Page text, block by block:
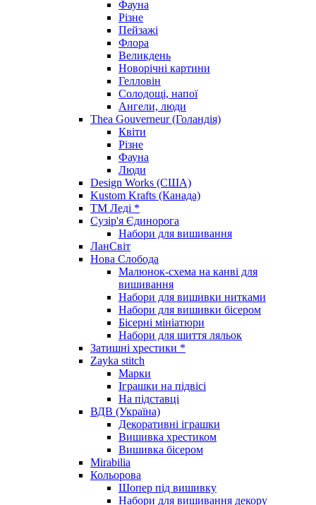
Фауна
Різне
Пейзажі
Флора
Великдень
Новорічні картини
Гелловін
Солодощі, напої
Ангели, люди
Thea Gouverneur (Голандія)
Квіти
Різне
Фауна
Люди
Design Works (США)
Kustom Krafts (Канада)
ТМ Леді *
Сузір'я Єдинорога
Набори для вишивання
ЛанСвіт
Нова Слобода
Малюнок-схема на канві для
вишивання
Набори для вишивки нитками
Набори для вишивки бісером
Бісерні мініатюри
Набори для шиття ляльок
Затишні хрестики *
Zayka stitch
Марки
Іграшки на підвісі
На підставці
ВДВ (Україна)
Декоративні іграшки
Вишивка хрестиком
Вишивка бісером
Mirabilia
Кольорова
Шопер під вишивку
Набори для вишивання декору